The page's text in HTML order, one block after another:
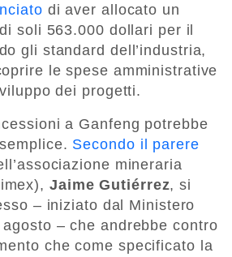
di aver allocato un
soli 563.000 dollari per il
gli standard dell’industria,
le spese amministrative
dei progetti.
a Ganfeng potrebbe
Secondo il parere
mineraria
Jaime Gutiérrez, si
– iniziato dal Ministero
agosto – che andrebbe contro
che come specificato la